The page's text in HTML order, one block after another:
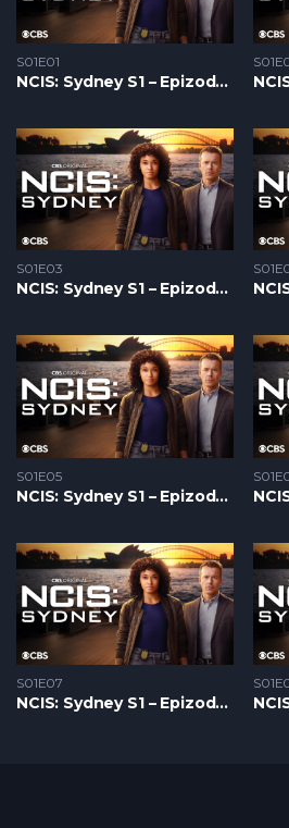
S01E01
NCIS: Sydney S1 – Epizoda 01
S01E03
NCIS: Sydney S1 – Epizoda 03
S01E05
NCIS: Sydney S1 – Epizoda 05
S01E07
NCIS: Sydney S1 – Epizoda 07